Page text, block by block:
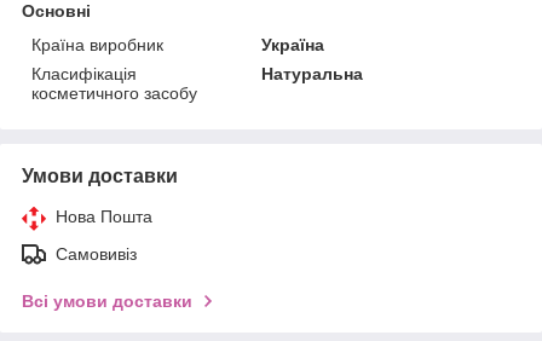
Основні
Країна виробник
Україна
Класифікація
косметичного засобу
Натуральна
Умови доставки
Нова Пошта
Самовивіз
Всі умови доставки